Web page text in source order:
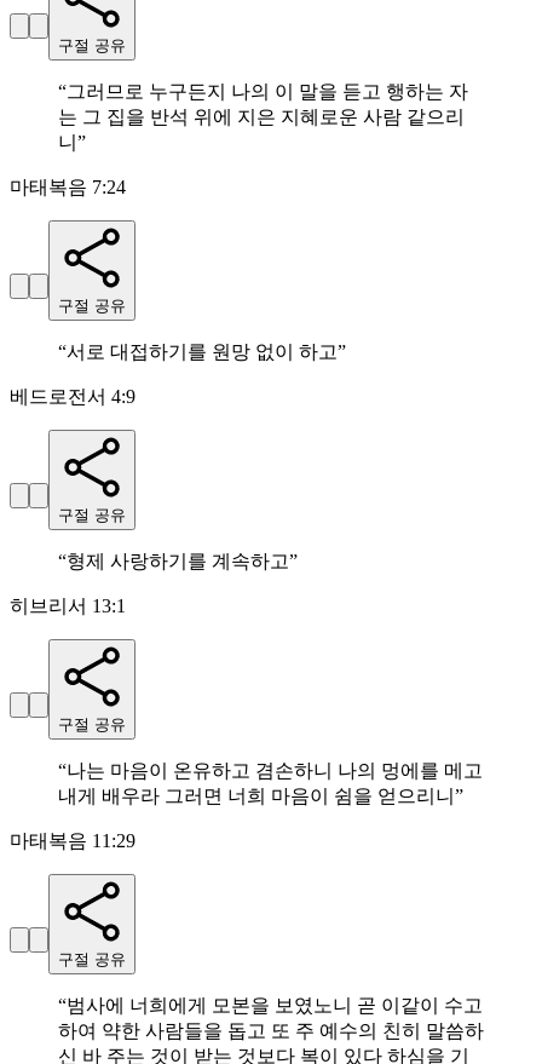
구절 공유
“그러므로 누구든지 나의 이 말을 듣고 행하는 자
는 그 집을 반석 위에 지은 지혜로운 사람 같으리
니 ”
마태복음 7:24
구절 공유
“서로 대접하기를 원망 없이 하고”
베드로전서 4:9
구절 공유
“형제 사랑하기를 계속하고”
히브리서 13:1
구절 공유
“나는 마음이 온유하고 겸손하니 나의 멍에를 메고
내게 배우라 그러면 너희 마음이 쉼을 얻으리니 ”
마태복음 11:29
구절 공유
“범사에 너희에게 모본을 보였노니 곧 이같이 수고
하여 약한 사람들을 돕고 또 주 예수의 친히 말씀하
신 바 주는 것이 받는 것보다 복이 있다 하심을 기